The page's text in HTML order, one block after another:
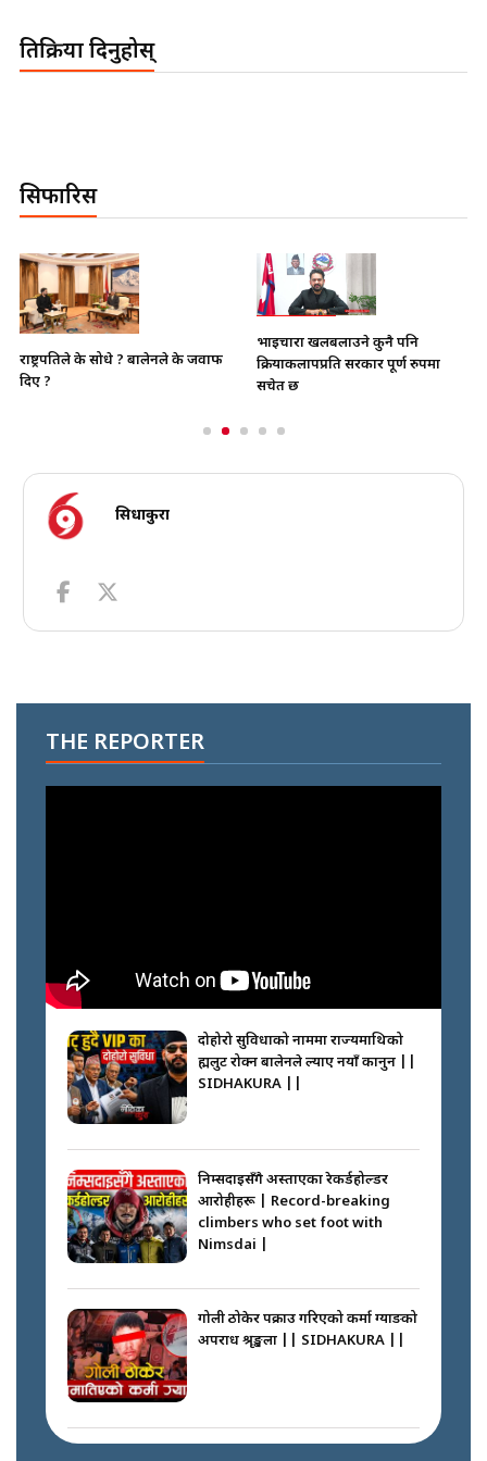
प्रतिक्रिया दिनुहोस्
सिफारिस
राष्ट्रपतिले के सोधे ? बालेनले के जवाफ
दिए ?
भाइचारा खलबलाउने कुनै पनि
क्रियाकलापप्रति सरकार पूर्ण रुपमा
सचेत छ
सिधाकुरा
THE REPORTER
दोहोरो सुविधाको नाममा राज्यमाथिको
ब्रह्मलुट रोक्न बालेनले ल्याए नयाँ कानुन ||
SIDHAKURA ||
निम्सदाइसँगै अस्ताएका रेकर्डहोल्डर
आरोहीहरू | Record-breaking
climbers who set foot with
Nimsdai |
गोली ठोकेर पक्राउ गरिएको कर्मा ग्याङको
अपराध श्रृङ्खला || SIDHAKURA ||